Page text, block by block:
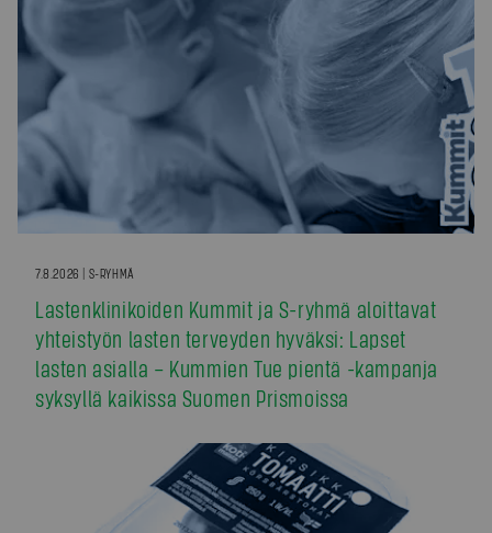
7.8.2026 | S-RYHMÄ
Lastenklinikoiden Kummit ja S-ryhmä aloittavat
yhteistyön lasten terveyden hyväksi: Lapset
lasten asialla – Kummien Tue pientä -kampanja
syksyllä kaikissa Suomen Prismoissa